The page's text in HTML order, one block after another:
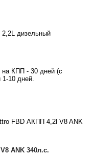
на КПП - 30 дней (с
1-10 дней.
ANK 340л.с.